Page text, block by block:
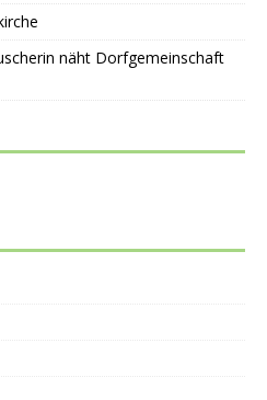
näht Dorfgemeinschaft